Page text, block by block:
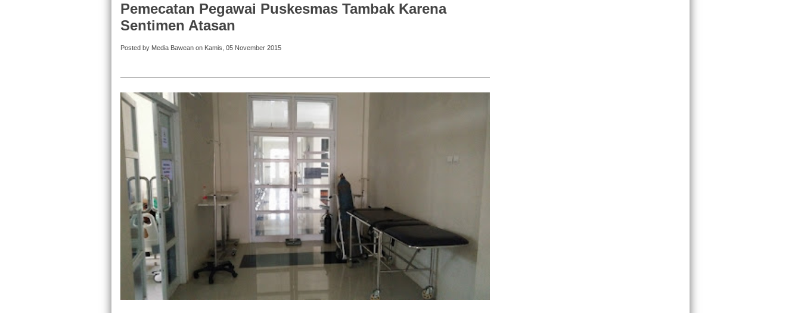
Pemecatan Pegawai Puskesmas Tambak Karena
Sentimen Atasan
Posted by Media Bawean on Kamis, 05 November 2015